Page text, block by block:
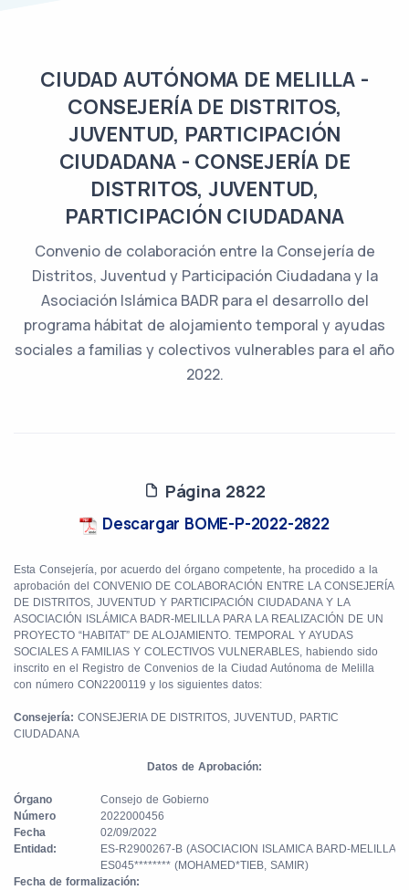
CIUDAD AUTÓNOMA DE MELILLA -
CONSEJERÍA DE DISTRITOS,
JUVENTUD, PARTICIPACIÓN
CIUDADANA - CONSEJERÍA DE
DISTRITOS, JUVENTUD,
PARTICIPACIÓN CIUDADANA
Convenio de colaboración entre la Consejería de
Distritos, Juventud y Participación Ciudadana y la
Asociación Islámica BADR para el desarrollo del
programa hábitat de alojamiento temporal y ayudas
sociales a familias y colectivos vulnerables para el año
2022.
Página 2822
Descargar BOME-P-2022-2822
Esta Consejería, por acuerdo del órgano competente, ha procedido a la
aprobación del CONVENIO DE COLABORACIÓN ENTRE LA CONSEJERÍA
DE DISTRITOS, JUVENTUD Y PARTICIPACIÓN CIUDADANA Y LA
ASOCIACIÓN ISLÁMICA BADR-MELILLA PARA LA REALIZACIÓN DE UN
PROYECTO “HABITAT” DE ALOJAMIENTO. TEMPORAL Y AYUDAS
SOCIALES A FAMILIAS Y COLECTIVOS VULNERABLES, habiendo sido
inscrito en el Registro de Convenios de la Ciudad Autónoma de Melilla
con número CON2200119 y los siguientes datos:
Consejería: CONSEJERIA DE DISTRITOS, JUVENTUD, PARTIC
CIUDADANA
Datos de Aprobación:
Órgano
Número
Fecha
Entidad:
Consejo de Gobierno
2022000456
02/09/2022
ES-R2900267-B (ASOCIACION ISLAMICA BARD-MELILLA)
ES045******** (MOHAMED*TIEB, SAMIR)
Fecha de formalización: